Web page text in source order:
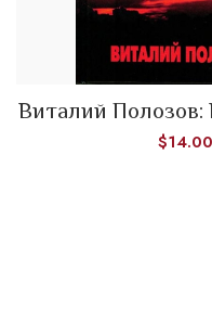
ADD TO
Виталий Полозов:
$14.00